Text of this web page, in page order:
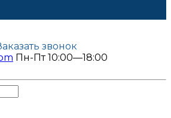
звонок
Пн-Пт 10:00—18:00